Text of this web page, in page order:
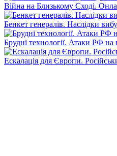
Війна на Близькому Сході.
Бенкет генералів. Наслідки
Брудні технології. Атаки РФ
Ескалація для Європи.